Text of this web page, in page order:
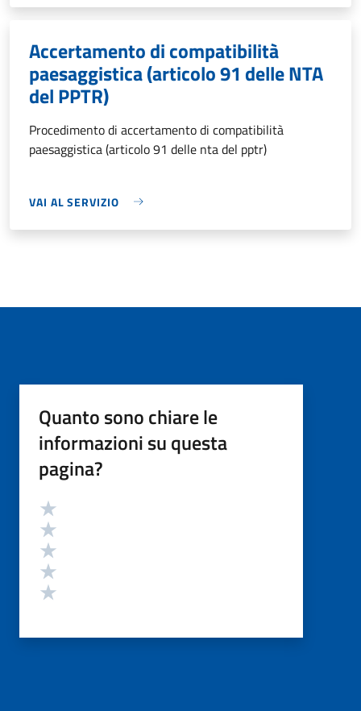
Accertamento di compatibilità
paesaggistica (articolo 91 delle NTA
del PPTR)
Procedimento di accertamento di compatibilità
paesaggistica (articolo 91 delle nta del pptr)
VAI AL SERVIZIO
Quanto sono chiare le
informazioni su questa
pagina?
Valutazione